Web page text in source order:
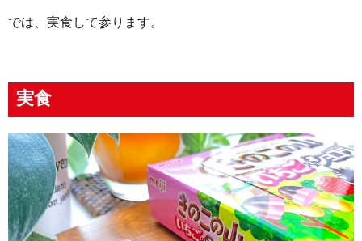
では、実食して参ります。
実食